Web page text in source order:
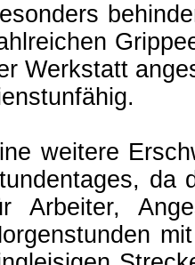
Werkstatt
weitere
da
Arbeiter,